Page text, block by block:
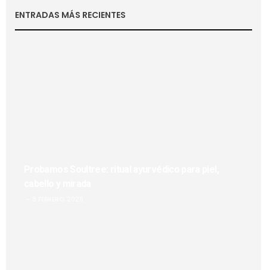
ENTRADAS MÁS RECIENTES